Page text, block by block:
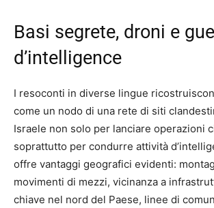
Basi segrete, droni e
d’intelligence
I resoconti in diverse lingue
come un nodo di una rete di siti
Israele non solo per lanciare operazioni
soprattutto per condurre attività
offre vantaggi geografici evidenti:
movimenti di mezzi, vicinanza a
chiave nel nord del Paese, linee di